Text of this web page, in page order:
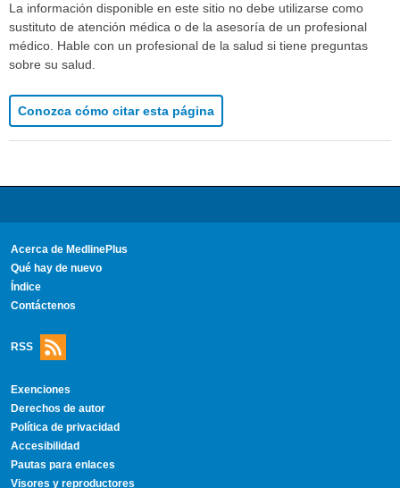
La información disponible en este sitio no debe utilizarse como
sustituto de atención médica o de la asesoría de un profesional
médico. Hable con un profesional de la salud si tiene preguntas
sobre su salud.
Conozca cómo citar esta página
Acerca de MedlinePlus
Qué hay de nuevo
Índice
Contáctenos
RSS
Exenciones
Derechos de autor
Política de privacidad
Accesibilidad
Pautas para enlaces
Visores y reproductores